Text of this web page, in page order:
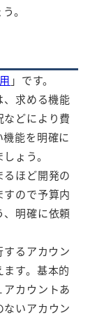
。
」です。
、求める機能
どにより費
能を明確に
ょう。
ほど開発の
ので予算内
、明確に依頼
るアカウン
す。基本的
カウントあ
いアカウン